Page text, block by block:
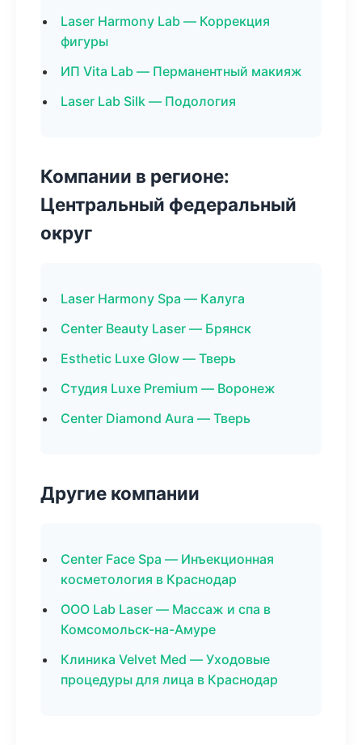
Laser Harmony Lab — Коррекция
фигуры
ИП Vita Lab — Перманентный макияж
Laser Lab Silk — Подология
Компании в регионе:
Центральный федеральный
округ
Laser Harmony Spa — Калуга
Center Beauty Laser — Брянск
Esthetic Luxe Glow — Тверь
Студия Luxe Premium — Воронеж
Center Diamond Aura — Тверь
Другие компании
Center Face Spa — Инъекционная
косметология в Краснодар
ООО Lab Laser — Массаж и спа в
Комсомольск-на-Амуре
Клиника Velvet Med — Уходовые
процедуры для лица в Краснодар